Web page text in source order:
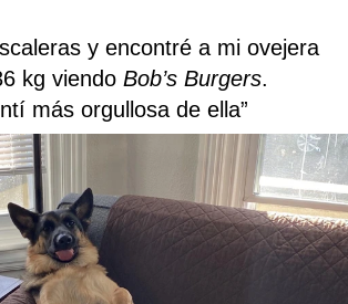
y encontré a mi ovejera
kg viendo Bob’s Burgers.
más orgullosa de ella”